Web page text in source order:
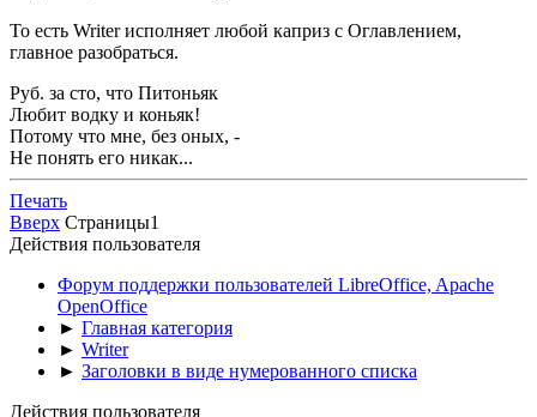
То есть Writer исполняет любой каприз с Оглавлением,
главное разобраться.
Руб. за сто, что Питоньяк
Любит водку и коньяк!
Потому что мне, без оных, -
Не понять его никак...
Печать
Вверх Страницы1
Действия пользователя
Форум поддержки пользователей LibreOffice, Apache
OpenOffice
► Главная категория
► Writer
► Заголовки в виде нумерованного списка
Действия пользователя